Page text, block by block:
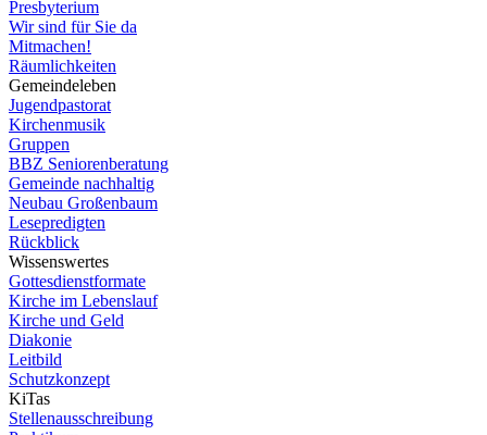
Presbyterium
Wir sind für Sie da
Mitmachen!
Räumlichkeiten
Gemeindeleben
Jugendpastorat
Kirchenmusik
Gruppen
BBZ Seniorenberatung
Gemeinde nachhaltig
Neubau Großenbaum
Lesepredigten
Rückblick
Wissenswertes
Gottesdienstformate
Kirche im Lebenslauf
Kirche und Geld
Diakonie
Leitbild
Schutzkonzept
KiTas
Stellenausschreibung